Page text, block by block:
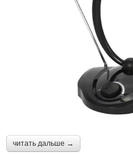
читать дальше →